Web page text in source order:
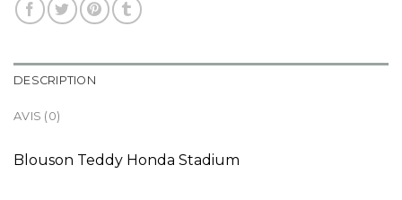
DESCRIPTION
AVIS (0)
Blouson Teddy Honda Stadium